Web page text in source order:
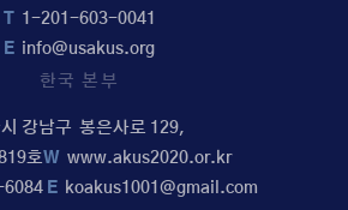
1-201-603-0041
E info@usakus.org
한국 본부
강남구 봉은사로 129,
호W www.akus2020.or.kr
E koakus1001@gmail.com